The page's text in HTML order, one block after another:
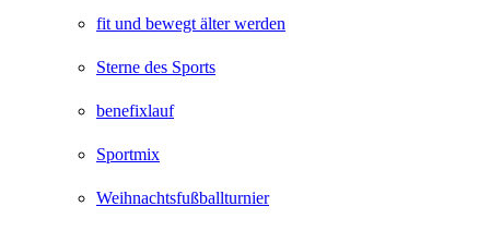
fit und bewegt älter werden
Sterne des Sports
benefixlauf
Sportmix
Weihnachtsfußballturnier